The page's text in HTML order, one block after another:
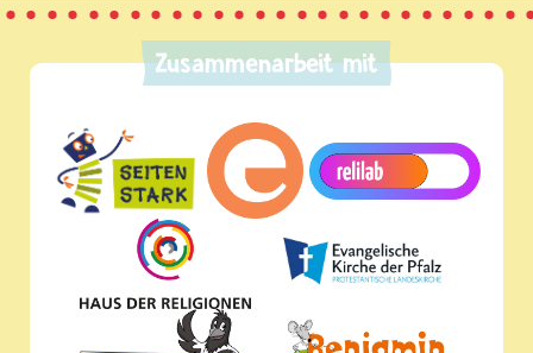
Zusammenarbeit mit